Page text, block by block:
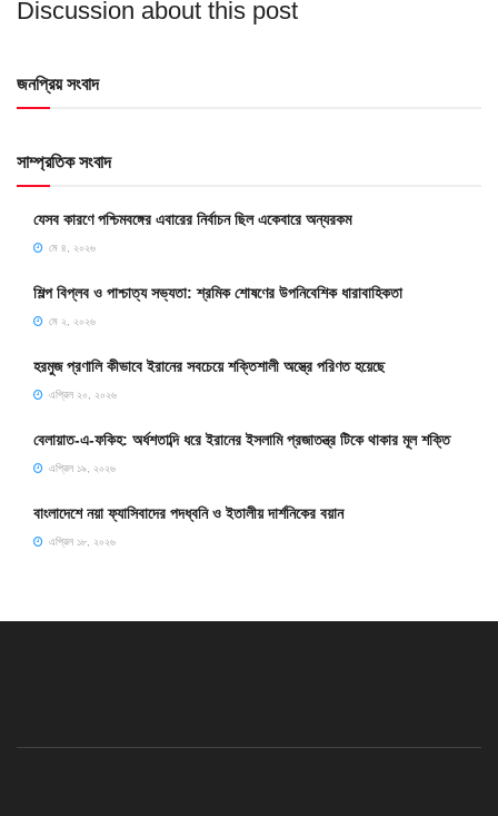
Discussion about this post
জনপ্রিয় সংবাদ
সাম্প্রতিক সংবাদ
যেসব কারণে পশ্চিমবঙ্গের এবারের নির্বাচন ছিল একেবারে অন্যরকম
মে ৪, ২০২৬
শিল্প বিপ্লব ও পাশ্চাত্য সভ্যতা: শ্রমিক শোষণের উপনিবেশিক ধারাবাহিকতা
মে ২, ২০২৬
হরমুজ প্রণালি কীভাবে ইরানের সবচেয়ে শক্তিশালী অস্ত্রে পরিণত হয়েছে
এপ্রিল ২০, ২০২৬
বেলায়াত-এ-ফকিহ: অর্ধশতাব্দি ধরে ইরানের ইসলামি প্রজাতন্ত্র টিকে থাকার মূল শক্তি
এপ্রিল ১৯, ২০২৬
বাংলাদেশে নয়া ফ্যাসিবাদের পদধ্বনি ও ইতালীয় দার্শনিকের বয়ান
এপ্রিল ১৮, ২০২৬